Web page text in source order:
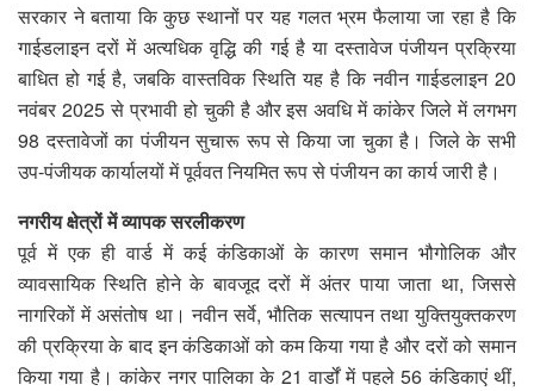
सरकार ने बताया कि कुछ स्थानों पर यह गलत भ्रम फैलाया जा रहा है कि
गाईडलाइन दरों में अत्यधिक वृद्धि की गई है या दस्तावेज पंजीयन प्रक्रिया
बाधित हो गई है, जबकि वास्तविक स्थिति यह है कि नवीन गाईडलाइन 20
नवंबर 2025 से प्रभावी हो चुकी है और इस अवधि में कांकेर जिले में लगभग
98 दस्तावेजों का पंजीयन सुचारू रूप से किया जा चुका है। जिले के सभी
उप-पंजीयक कार्यालयों में पूर्ववत नियमित रूप से पंजीयन का कार्य जारी है।
नगरीय क्षेत्रों में व्यापक सरलीकरण
पूर्व में एक ही वार्ड में कई कंडिकाओं के कारण समान भौगोलिक और
व्यावसायिक स्थिति होने के बावजूद दरों में अंतर पाया जाता था, जिससे
नागरिकों में असंतोष था। नवीन सर्वे, भौतिक सत्यापन तथा युक्तियुक्तकरण
की प्रक्रिया के बाद इन कंडिकाओं को कम किया गया है और दरों को समान
किया गया है। कांकेर नगर पालिका के 21 वार्डों में पहले 56 कंडिकाएं थीं,